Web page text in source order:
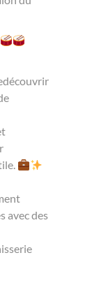
avec des